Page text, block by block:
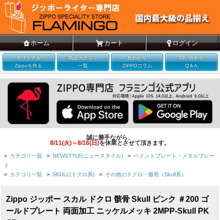
ホーム カート ログイン
オリジナル
Zippoを作る
商品カテゴリ
一覧
丸わかり
ZIPPOコラム
問い合わせ
Q＆A
誠に勝手ながら、
8/11(火)～8/16(日)を休業とさせて頂きます。
> カテゴリ一覧 > NEWSTYLE(ニュースタイル) > ペイントプレート・メタルプレー
ト
> カテゴリ一覧 > SKULL(ドクロ系) > その他のドクロ・骸骨（Skull系）
Zippo ジッポー スカル ドクロ 骸骨 Skull ピンク ＃200 ゴ
ールドプレート 両面加工 ニッケルメッキ 2MPP-Skull PK